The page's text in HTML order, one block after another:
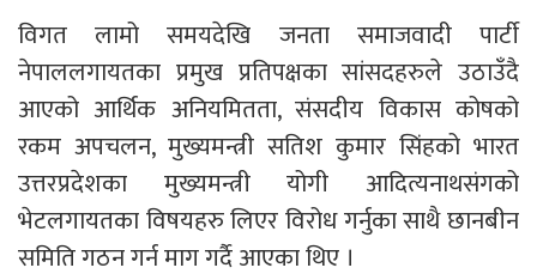
विगत लामो समयदेखि जनता समाजवादी पार्टी
नेपाललगायतका प्रमुख प्रतिपक्षका सांसदहरुले उठाउँदै
आएको आर्थिक अनियमितता, संसदीय विकास कोषको
रकम अपचलन, मुख्यमन्त्री सतिश कुमार सिंहको भारत
उत्तरप्रदेशका मुख्यमन्त्री योगी आदित्यनाथसंगको
भेटलगायतका विषयहरु लिएर विरोध गर्नुका साथै छानबीन
समिति गठन गर्न माग गर्दै आएका थिए ।